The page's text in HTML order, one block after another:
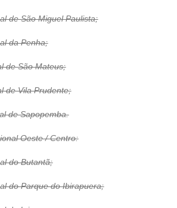
de São Miguel Paulista;
da Penha;
de São Mateus;
de Vila Prudente;
de Sapopemba.
Oeste / Centro:
do Butantã;
do Parque do Ibirapuera;